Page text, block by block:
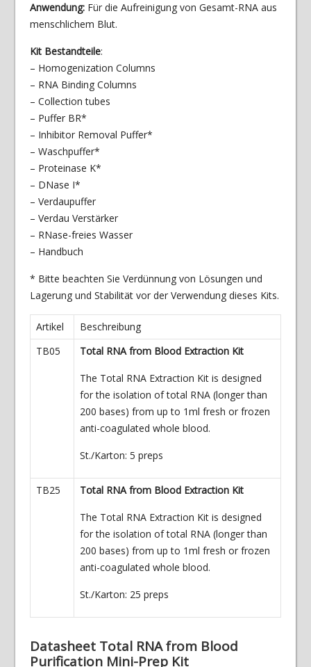
Anwendung:Für die Aufreinigung von Gesamt-RNA aus
menschlichem Blut.
Kit Bestandteile:
– Homogenization Columns
– RNA Binding Columns
– Collection tubes
– Puffer BR*
– Inhibitor Removal Puffer*
– Waschpuffer*
– Proteinase K*
– DNase I*
– Verdaupuffer
– Verdau Verstärker
– RNase-freies Wasser
– Handbuch
* Bitte beachten Sie Verdünnung von Lösungen und
Lagerung und Stabilität vor der Verwendung dieses Kits.
Artikel
Beschreibung
TB05
Total RNA from Blood Extraction Kit
The Total RNA Extraction Kit is designed
for the isolation of total RNA (longer than
200 bases) from up to 1ml fresh or frozen
anti-coagulated whole blood.
St./Karton: 5 preps
TB25 Total RNA from Blood Extraction Kit
The Total RNA Extraction Kit is designed
for the isolation of total RNA (longer than
200 bases) from up to 1ml fresh or frozen
anti-coagulated whole blood.
St./Karton: 25 preps
Datasheet Total RNA from Blood
Purification Mini-Prep Kit